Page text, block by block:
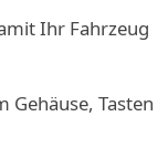
Ihr Fahrzeug
Gehäuse, Tasten